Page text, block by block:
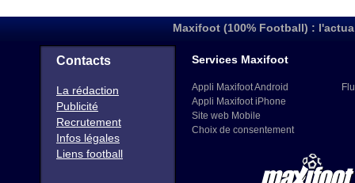
Maxifoot (100% Football) :
Contacts
La rédaction
Publicité
Recrutement
Infos légales
Liens football
Services Maxifoot
Appli Maxifoot Android
Appli Maxifoot iPhone
Site web Mobile
Choix de consentement